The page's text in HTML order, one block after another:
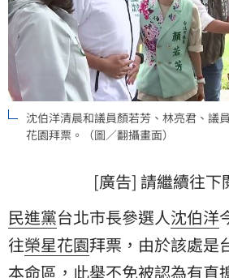
沈伯洋清晨和議員顏若芳、林亮君、議
花園拜票。（圖／翻攝畫面）
[廣告] 請繼續往
民進黨台北市長參選人沈伯洋
往榮星花園拜票，由於該處是
本命區，此舉不免被認為有直